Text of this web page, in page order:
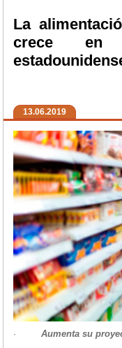
La
crece en
13.06.2019
· Aumenta su